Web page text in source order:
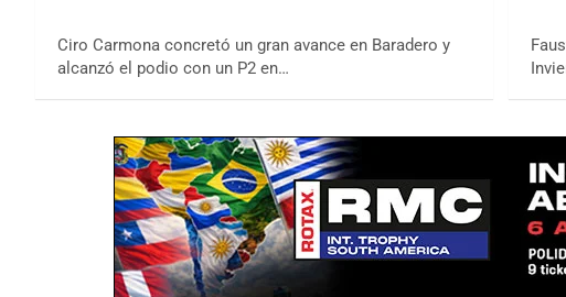
Ciro Carmona concretó un gran avance en Baradero y
alcanzó el podio con un P2 en…